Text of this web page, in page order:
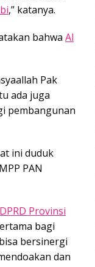
,” katanya.
bahwa Al
Pak
ada juga
pembangunan
ini duduk
PAN
DPRD Provinsi
bagi
bersinergi
dan